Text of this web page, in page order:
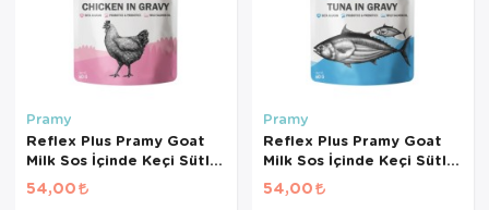
Pramy
Reflex Plus Pramy Goat
Milk Sos İçinde Keçi Sütlü
ve Tavuklu Kedi
Konservesi 60 Gr
54,00
Pramy
Reflex Plus Pramy Goat
Milk Sos İçinde Keçi Sütlü
ve Ton Balıklı Kedi
Konservesi 60 Gr
54,00